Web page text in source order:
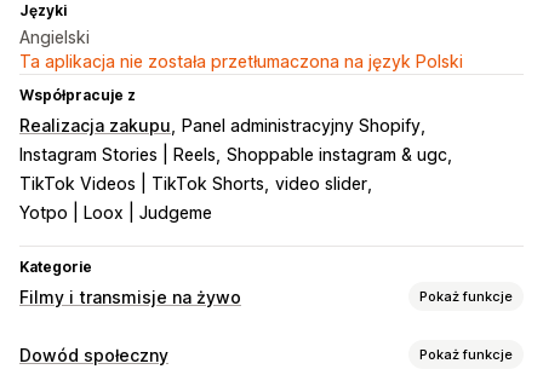
Języki
Angielski
Ta aplikacja nie została przetłumaczona na język Polski
Współpracuje z
Realizacja zakupu
Panel administracyjny Shopify
Instagram Stories | Reels Shoppable instagram & ugc
TikTok Videos | TikTok Shorts video slider
Yotpo | Loox | Judgeme
Kategorie
Filmy i transmisje na żywo Pokaż funkcje
Zarządzanie filmami
Dowód społeczny Pokaż funkcje